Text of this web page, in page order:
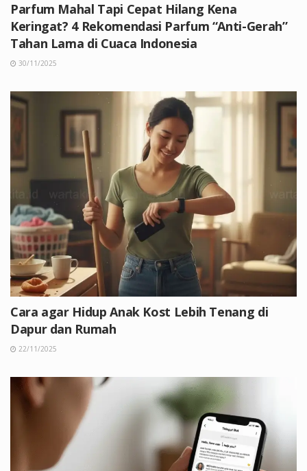
Parfum Mahal Tapi Cepat Hilang Kena
Keringat? 4 Rekomendasi Parfum “Anti-Gerah”
Tahan Lama di Cuaca Indonesia
30/11/2025
Cara agar Hidup Anak Kost Lebih Tenang di
Dapur dan Rumah
22/11/2025